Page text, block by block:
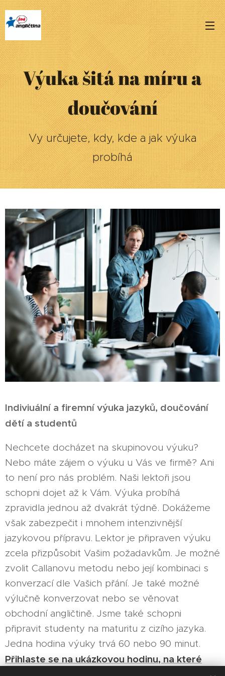
Výuka šitá na míru a
doučování
Vy určujete, kdy, kde a jak výuka
probíhá
Indiviuální a firemní výuka jazyků, doučování
dětí a studentů
Nechcete docházet na skupinovou výuku?
Nebo máte zájem o výuku u Vás ve firmě? Ani
to není pro nás problém. Naši lektoři jsou
schopni dojet až k Vám. Výuka probíhá
zpravidla jednou až dvakrát týdně. Dokážeme
však zabezpečit i mnohem intenzivnější
jazykovou přípravu. Lektor je připraven výuku
zcela přizpůsobit Vašim požadavkům. Je možné
zvolit Callanovu metodu nebo její kombinaci s
konverzací dle Vašich přání. Je také možné
výlučně konverzovat nebo se věnovat
obchodní angličtině. Jsme také schopni
připravit studenty na maturitu z cizího jazyka.
Jedna hodina výuky trvá 60 nebo 90 minut.
Přihlaste se na ukázkovou hodinu, na které